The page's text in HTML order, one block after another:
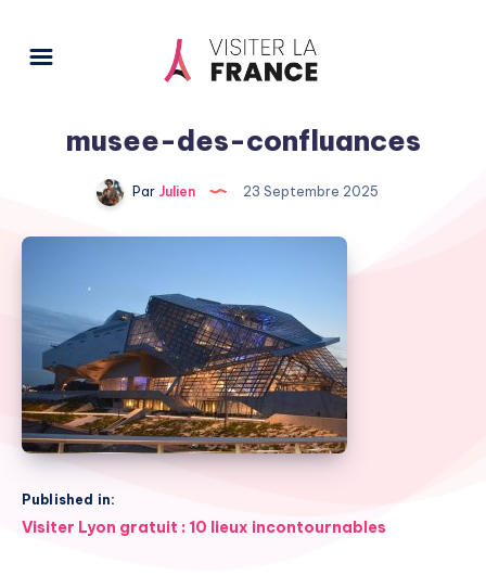
musee-des-confluances
Par Julien 23 Septembre 2025
Published in:
Navigation
Visiter Lyon gratuit : 10 lieux incontournables